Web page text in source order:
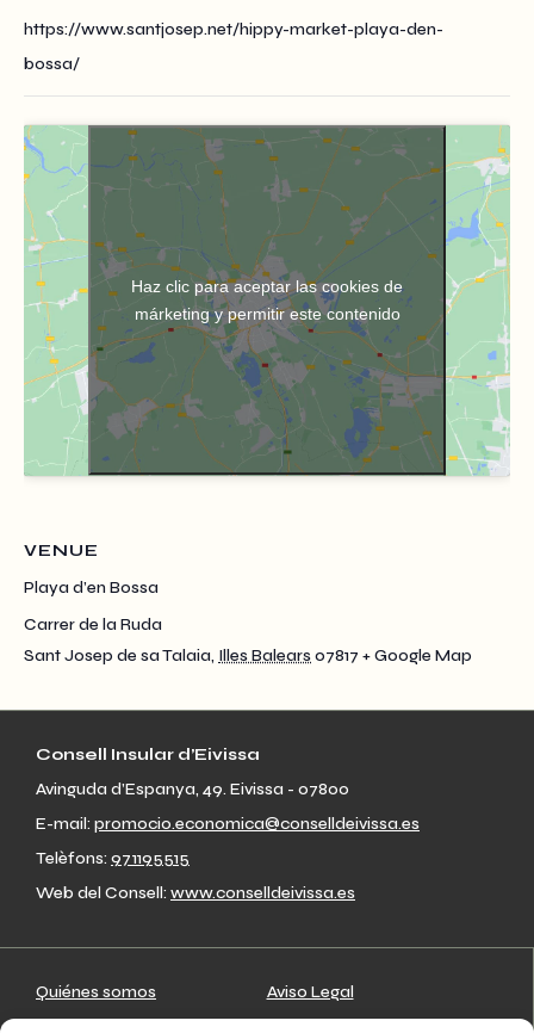
https://www.santjosep.net/hippy-market-playa-den-
bossa/
VENUE
Playa d’en Bossa
Carrer de la Ruda
Sant Josep de sa Talaia, Illes Balears07817 + Google Map
Haz clic para aceptar las cookies de
márketing y permitir este contenido
Consell Insular d’Eivissa
Avinguda d’Espanya, 49. Eivissa - 07800
E-mail: promocio.economica@conselldeivissa.es
Telèfons: 971195515
Web del Consell: www.conselldeivissa.es
Quiénes somos
Aviso Legal